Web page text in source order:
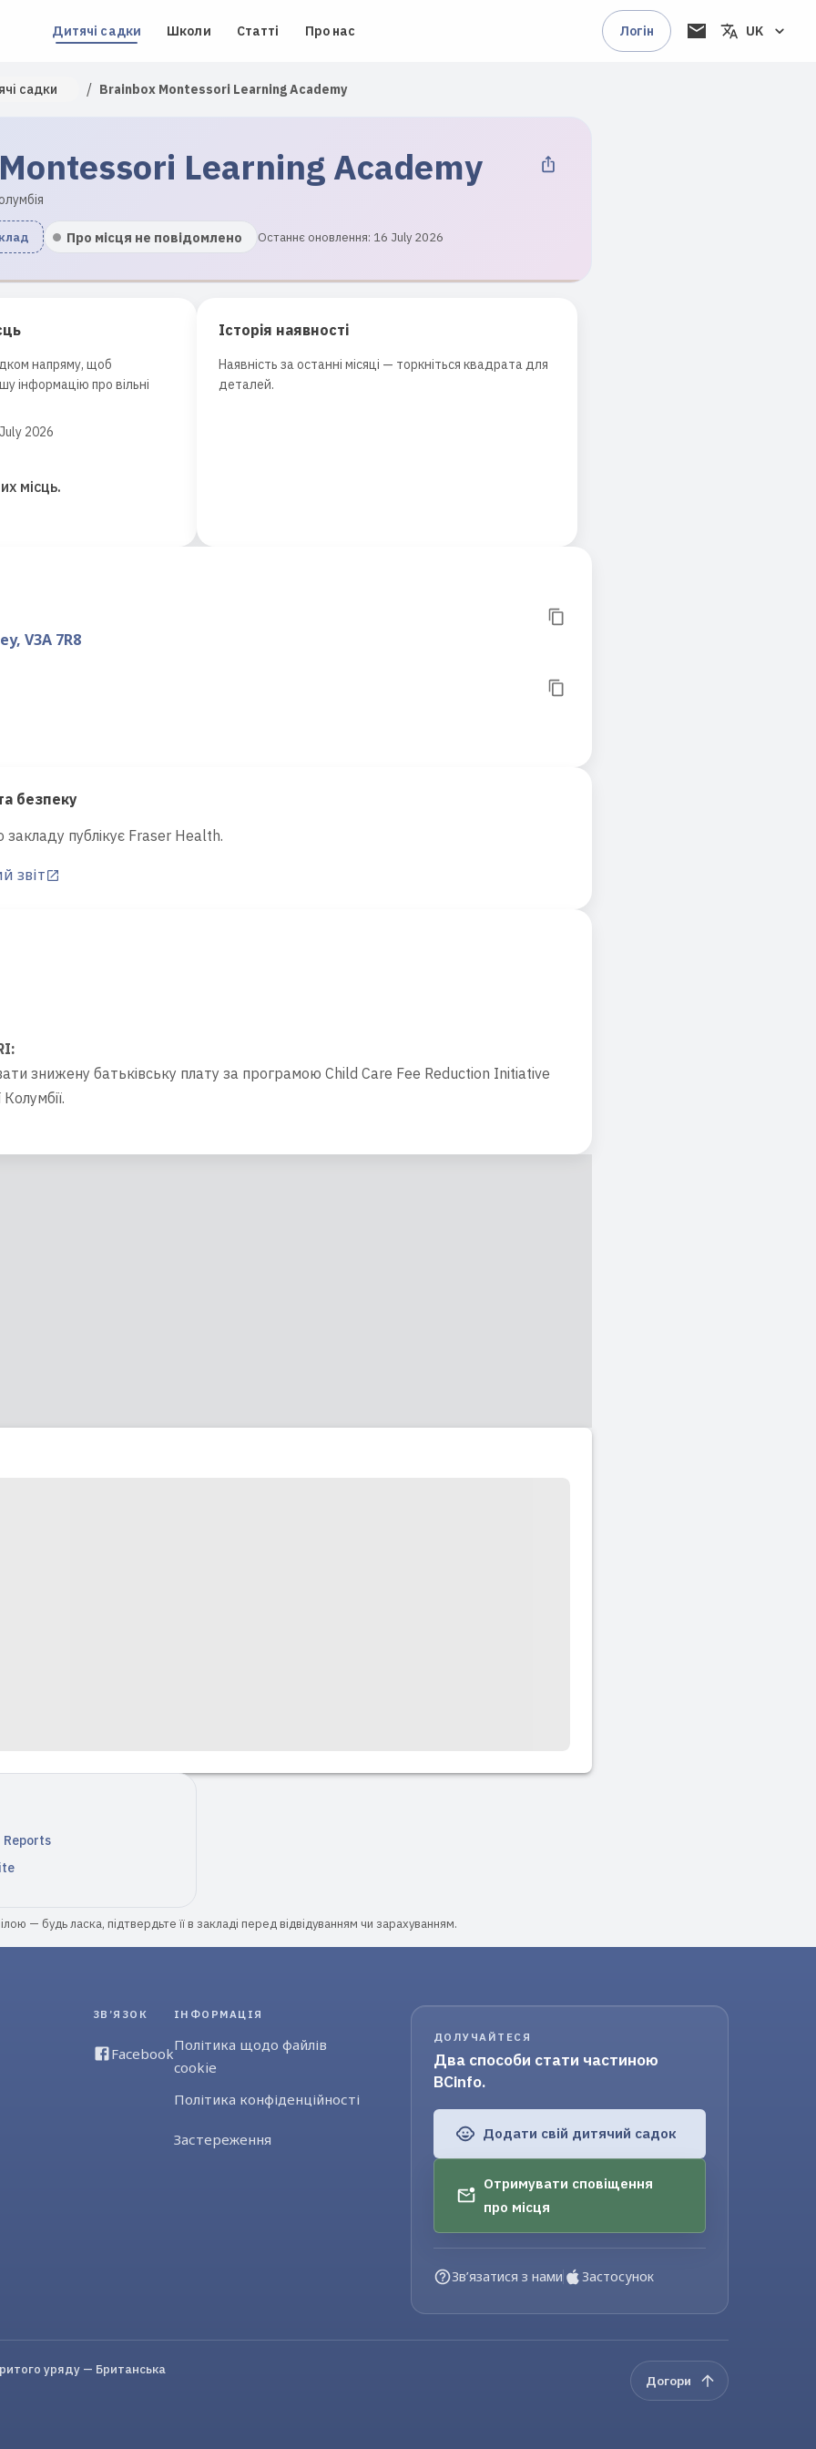
Дитячі садки Школи Статті Про нас Логін UK
садки / Brainbox Montessori Learning Academy
Learning Academy
Про місця не повідомлено Останнє оновлення: 16 July 2026
напряму, щоб
інформацію про вільні
2026
місць.
Історія наявності
Наявність за останні місяці — торкніться квадрата для
деталей.
V3A 7R8
безпеку
публікує Fraser Health.
звіт
:
знижену батьківську плату за програмою Child Care Fee Reduction Initiative
— будь ласка, підтвердьте її в закладі перед відвідуванням чи зарахуванням.
ДОЛУЧАЙТЕСЯ
Два способи стати частиною
BCinfo.
Додати свій дитячий садок
Отримувати сповіщення
про місця
Зв’язатися з нами Застосунок
ЗВ’ЯЗОК
Facebook
ІНФОРМАЦІЯ
Політика щодо файлів
cookie
Політика конфіденційності
Застереження
уряду — Британська
Догори